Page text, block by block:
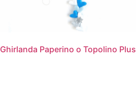
Ghirlanda Paperino o Topolino Plus